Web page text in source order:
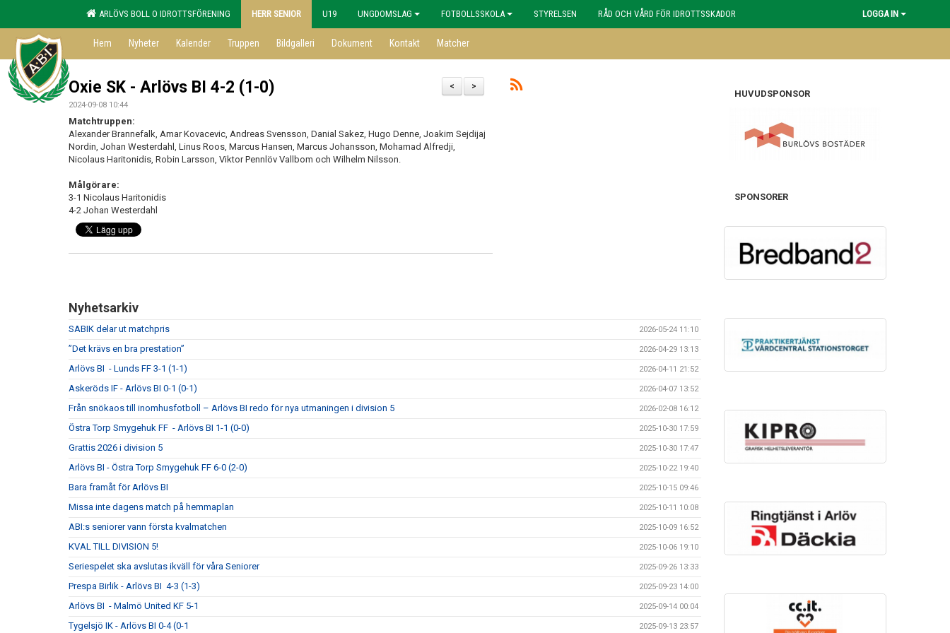
ARLÖVS BOLL O IDROTTSFÖRENING HERR SENIOR U19 UNGDOMSLAG FOTBOLLSSKOLA STYRELSEN RÅD OCH VÅRD FÖR IDROTTSSKADOR LOGGA IN
Hem Nyheter Kalender Truppen Bildgalleri Dokument Kontakt Matcher
>
<
Oxie SK - Arlövs BI 4-2 (1-0)
2024-09-08 10:44
Matchtruppen:
Alexander Brannefalk, Amar Kovacevic, Andreas Svensson, Danial Sakez, Hugo Denne, Joakim Sejdijaj
Nordin, Johan Westerdahl, Linus Roos, Marcus Hansen, Marcus Johansson, Mohamad Alfredji,
Nicolaus Haritonidis, Robin Larsson, Viktor Pennlöv Vallbom och Wilhelm Nilsson.
Målgörare:
3-1 Nicolaus Haritonidis
4-2 Johan Westerdahl
Nyhetsarkiv
SABIK delar ut matchpris 2026-05-24 11:10
”Det krävs en bra prestation” 2026-04-29 13:13
Arlövs BI - Lunds FF 3-1 (1-1) 2026-04-11 21:52
Askeröds IF - Arlövs BI 0-1 (0-1) 2026-04-07 13:52
Från snökaos till inomhusfotboll – Arlövs BI redo för nya utmaningen i division 5 2026-02-08 16:12
Östra Torp Smygehuk FF - Arlövs BI 1-1 (0-0) 2025-10-30 17:59
Grattis 2026 i division 5 2025-10-30 17:47
Arlövs BI - Östra Torp Smygehuk FF 6-0 (2-0) 2025-10-22 19:40
Bara framåt för Arlövs BI 2025-10-15 09:46
Missa inte dagens match på hemmaplan 2025-10-11 10:08
ABI:s seniorer vann första kvalmatchen 2025-10-09 16:52
KVAL TILL DIVISION 5! 2025-10-06 19:10
Seriespelet ska avslutas ikväll för våra Seniorer 2025-09-26 13:33
Prespa Birlik - Arlövs BI 4-3 (1-3) 2025-09-23 14:00
Arlövs BI - Malmö United KF 5-1 2025-09-14 00:04
Tygelsjö IK - Arlövs BI 0-4 (0-1 2025-09-13 23:57
HUVUDSPONSOR
SPONSORER